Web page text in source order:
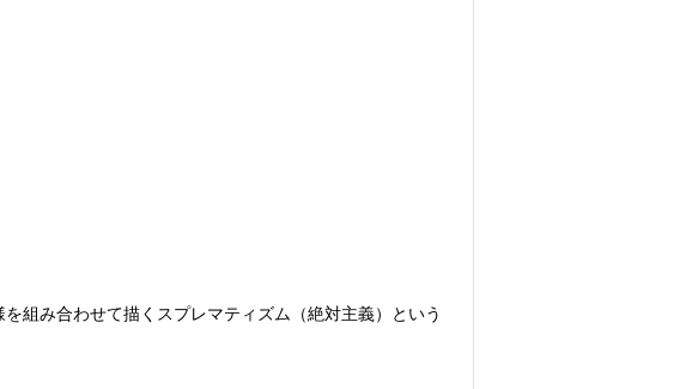
組み合わせて描くスプレマティズム（絶対主義）という